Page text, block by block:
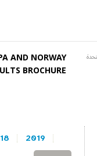
AND NORWAY
BROCHURE
2019